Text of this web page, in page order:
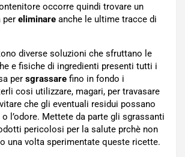
occorre quindi trovare un
per eliminare anche le ultime tracce di
diverse soluzioni che sfruttano le
e fisiche di ingredienti presenti tutti i
per sgrassare fino in fondo i
cosi utilizzare, magari, per travasare
che gli eventuali residui possano
l’odore. Mettete da parte gli sgrassanti
pericolosi per la salute prchè non
una volta sperimentate queste ricette.